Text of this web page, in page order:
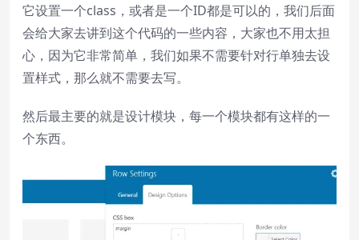
它设置一个class，或者是一个ID都是可以的，我们后面
会给大家去讲到这个代码的一些内容，大家也不用太担
心，因为它非常简单，我们如果不需要针对行单独去设
置样式，那么就不需要去写。
然后最主要的就是设计模块，每一个模块都有这样的一
个东西。